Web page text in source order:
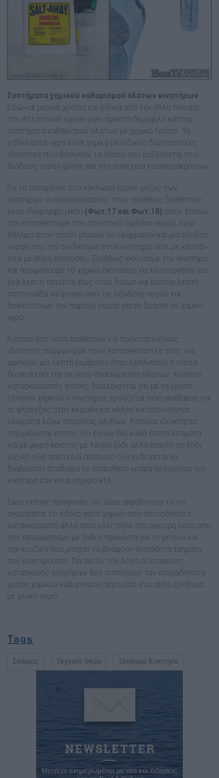
Συστήµατα χηµικού καθαρισµού αλάτων κινητήρων
Εδώ και µερικά χρόνια και ειδικά από την άλλη πλευρά
του Ατλαντικού έχουν γίνει αρκετά δηµοφιλή κάποια
συστήµατα καθαρισµού αλάτων µε χηµικό τρόπο. Τα
ειδικά αυτά υγρά είναι χηµικά µε ειδικές διασπαστικές
ιδιότητες που διαλύουν τα άλατα που µαζεύονται στις
διόδους νερού ψύξης και στη συνέχεια τα αποµακρύνουν.
Για να εισαχθούν στο κύκλωµα νερού ψύξης των
κινητήρων οι κατασκευαστές τους συνήθως διαθέτουν
έναν ιδιόµορφο µίκτη (Φωτ.17 και Φωτ.18) όπου επάνω
του τοποθετούµε τον ποτιστικό σωλήνα νερού, έναν
θάλαµο στον οποίο µπαίνει το «φάρµακο» και µία έξοδος
νερού που την συνδέουµε στον κινητήρα, είτε µε «αυτιά»
είτε µε θύρα έκπλυσης. Συνήθως εκκινούµε τον κινητήρα
και περιµένουµε το χηµικό σκεύασµα να λειτουργήσει για
ένα λεπτό περίπου έως ότου δούµε και κάποια λεπτή
σαπουνάδα να φεύγει από τις εξόδους νερού και
διακόπτουµε την παροχή νερού για να δράσει το χηµικό
υγρό.
Κάποια από αυτά διαθέτουν και προστατευτικές
ιδιότητες σύµφωνα µε τους κατασκευαστές τους και
αφήνουν µία λεπτή µεµβράνη όταν ξεπλυθούν η οποία
δυσκολεύει την εκ νέου συσσώρευση αλάτων. Κάποιοι
κατασκευαστές επίσης διατείνονται ότι µε τη χρήση
τέτοιου χηµικού ο κινητήρας εργάζεται πεντακάθαρος και
οι φλάντζες στην κεφαλή και αλλού καταπονούνται
ελάχιστα λόγω απουσίας αλάτων. Κάποιοι ιδιοκτήτες
ισχυρίζονται επίσης ότι έχουν δεί καλά αποτελέσµατα
και µε µικρό κόστος µε λευκό ξύδι αλλά επειδή το ξύδι
(οξικό οξύ) αποτελεί ασθενές οξύ ενδέχεται να
διαβρώσει σταδιακά το ευαίσθητο κράµα αλουµινίου του
κινητήρα εάν είναι ισχυρό κτλ.
Είναι επίσης προφανές ότι είναι ακριβότερο το να
αγοράσετε το ειδικό αυτό χηµικό από οποιοδήποτε
κατασκευαστή αλλά αποτελεί πολύ πιο σίγουρη λύση από
τον πειραµατισµό µε ξύδι ή προιόντα για το µπάνιο και
την κουζίνα που µπορεί να βλάψουν ευαίσθητα τµήµατα
του κινητήρα σας. Για αυτόν τον λόγο οι εταιρείες
κατασκευής κινητήρων δεν συστήνουν την οποιαδήποτε
χρήση χηµικού καθαρισµού πέρα από ένα απλό ξέπλυµα
µε γλυκό νερό.
Tags
Σκάφος Τεχνικό Θέμα Ξέπλυμα Κινητήρα